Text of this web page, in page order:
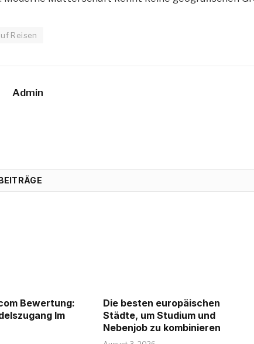
Reisen
Admin
Bewertung:
Im
Die besten europäischen
Städte, um Studium und
Nebenjob zu kombinieren